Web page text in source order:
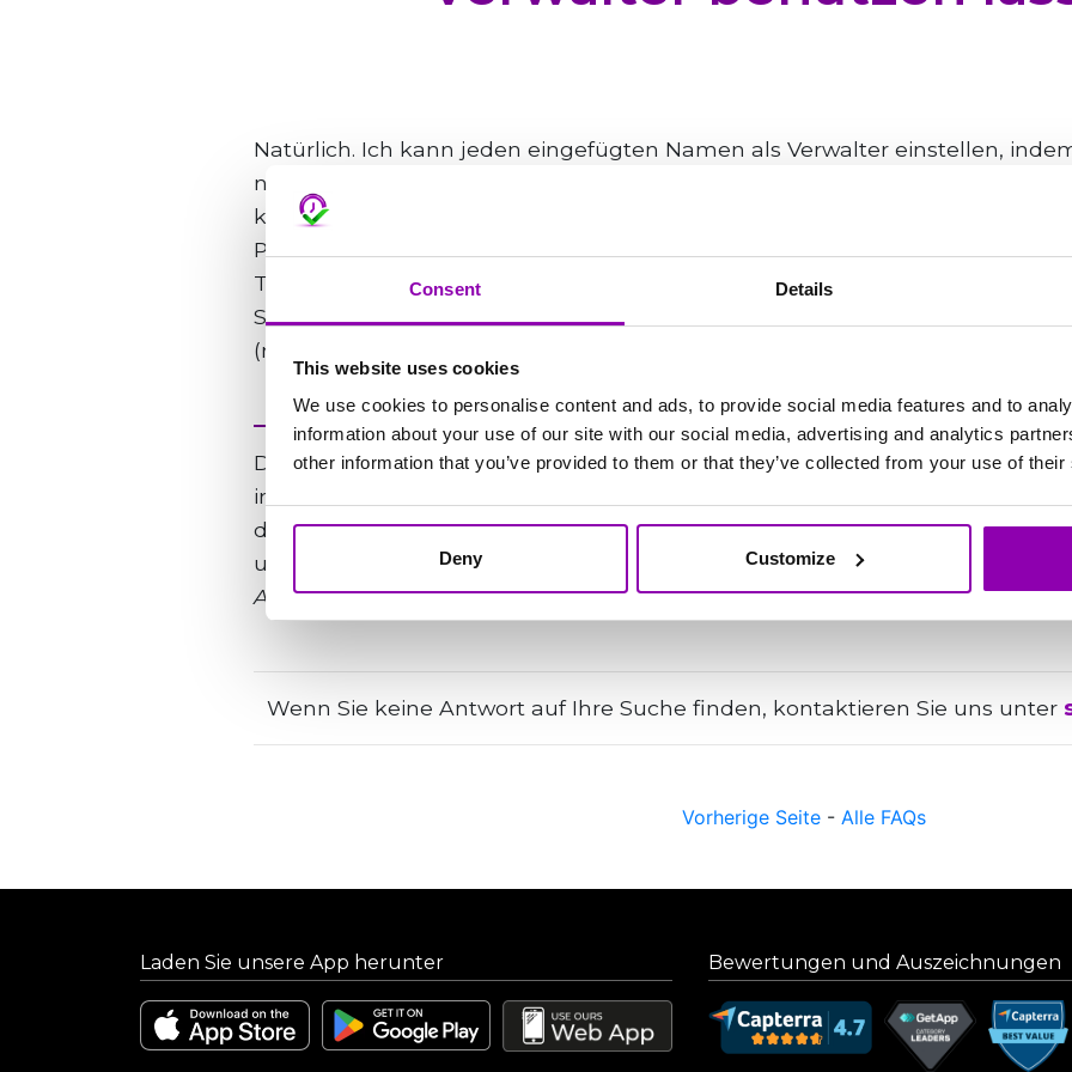
Consent Details
This website uses cookies
We use cookies to personalise content and ads, to provide social media features and to
information about your use of our site with our social media, advertising and analytics
other information that you’ve provided to them or that they’ve collected from your use of
Deny Customize
Natürlich. Ich kann jeden eingefügten Namen als Verwalter einstellen,
neben den Namen und dann auf die Taste „Optionen Verwalter“, die auf
klicke. Jetzt kann ich entscheiden, indem ich das Feld „Manager„ abhacke,
Pinnwandmitteilungen verwalten kann oder, indem ich das Feld „Personal
Trainingsplan verwalten kann oder indem ich beide Felder abhacken, ob er
System verwalten kann. In diesem Fall kann sich diese Person mit seiner E-
(nicht nur über die App) über jeden Computer im System anmelden.
Das Support-Team ist von Montag bis Freitag von 8:00 bis 17:00 Uhr
innerhalb von 24 Stunden, in der Regel innerhalb von 4 Stunden. In
das Wort „urgent“ in den Betreff Ihrer E-Mail ein. Ihre Anfrage wird als
und nach einer ersten Prüfung wird das Team so schnell wie möglich
Als dringend gilt ein Problem, das Sie blockiert und absolut nicht
Wenn Sie keine Antwort auf Ihre Suche finden, kontaktieren Sie uns unter
Vorherige Seite - Alle FAQs
Laden Sie unsere App herunter Bewertungen und Auszeichnungen